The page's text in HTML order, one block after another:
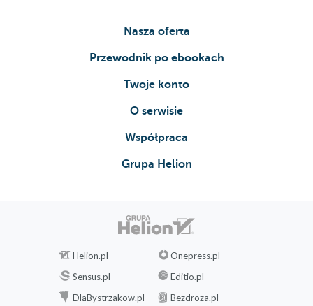
Nasza oferta
Przewodnik po ebookach
Twoje konto
O serwisie
Współpraca
Grupa Helion
Helion.pl
Onepress.pl
Sensus.pl
Editio.pl
DlaBystrzakow.pl
Bezdroza.pl